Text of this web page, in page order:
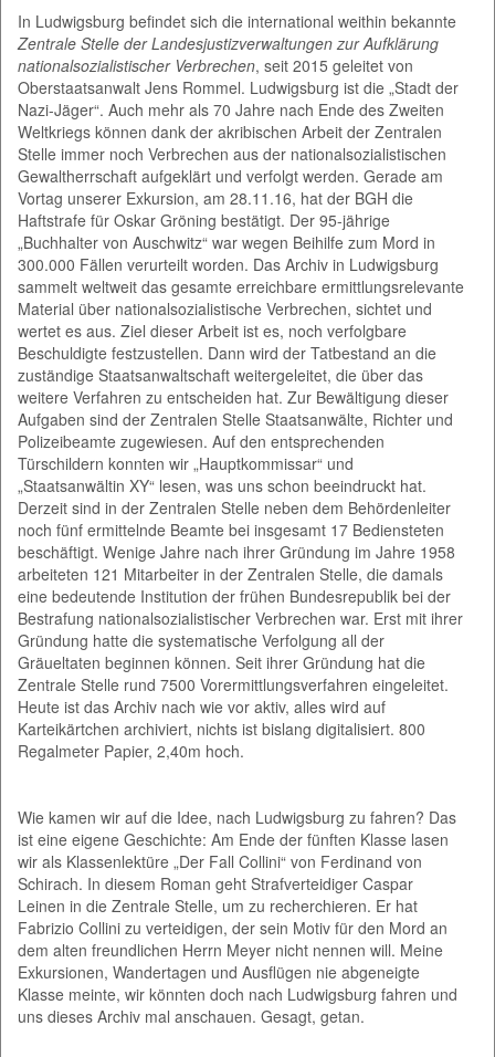
In Ludwigsburg befindet sich die international weithin bekannte
Zentrale Stelle der Landesjustizverwaltungen zur Aufklärung
nationalsozialistischer Verbrechen, seit 2015 geleitet von
Oberstaatsanwalt Jens Rommel. Ludwigsburg ist die „Stadt der
Nazi-Jäger“. Auch mehr als 70 Jahre nach Ende des Zweiten
Weltkriegs können dank der akribischen Arbeit der Zentralen
Stelle immer noch Verbrechen aus der nationalsozialistischen
Gewaltherrschaft aufgeklärt und verfolgt werden. Gerade am
Vortag unserer Exkursion, am 28.11.16, hat der BGH die
Haftstrafe für Oskar Gröning bestätigt. Der 95-jährige
„Buchhalter von Auschwitz“ war wegen Beihilfe zum Mord in
300.000 Fällen verurteilt worden. Das Archiv in Ludwigsburg
sammelt weltweit das gesamte erreichbare ermittlungsrelevante
Material über nationalsozialistische Verbrechen, sichtet und
wertet es aus. Ziel dieser Arbeit ist es, noch verfolgbare
Beschuldigte festzustellen. Dann wird der Tatbestand an die
zuständige Staatsanwaltschaft weitergeleitet, die über das
weitere Verfahren zu entscheiden hat. Zur Bewältigung dieser
Aufgaben sind der Zentralen Stelle Staatsanwälte, Richter und
Polizeibeamte zugewiesen. Auf den entsprechenden
Türschildern konnten wir „Hauptkommissar“ und
„Staatsanwältin XY“ lesen, was uns schon beeindruckt hat.
Derzeit sind in der Zentralen Stelle neben dem Behördenleiter
noch fünf ermittelnde Beamte bei insgesamt 17 Bediensteten
beschäftigt. Wenige Jahre nach ihrer Gründung im Jahre 1958
arbeiteten 121 Mitarbeiter in der Zentralen Stelle, die damals
eine bedeutende Institution der frühen Bundesrepublik bei der
Bestrafung nationalsozialistischer Verbrechen war. Erst mit ihrer
Gründung hatte die systematische Verfolgung all der
Gräueltaten beginnen können. Seit ihrer Gründung hat die
Zentrale Stelle rund 7500 Vorermittlungsverfahren eingeleitet.
Heute ist das Archiv nach wie vor aktiv, alles wird auf
Karteikärtchen archiviert, nichts ist bislang digitalisiert. 800
Regalmeter Papier, 2,40m hoch.
Wie kamen wir auf die Idee, nach Ludwigsburg zu fahren? Das
ist eine eigene Geschichte: Am Ende der fünften Klasse lasen
wir als Klassenlektüre „Der Fall Collini“ von Ferdinand von
Schirach. In diesem Roman geht Strafverteidiger Caspar
Leinen in die Zentrale Stelle, um zu recherchieren. Er hat
Fabrizio Collini zu verteidigen, der sein Motiv für den Mord an
dem alten freundlichen Herrn Meyer nicht nennen will. Meine
Exkursionen, Wandertagen und Ausflügen nie abgeneigte
Klasse meinte, wir könnten doch nach Ludwigsburg fahren und
uns dieses Archiv mal anschauen. Gesagt, getan.